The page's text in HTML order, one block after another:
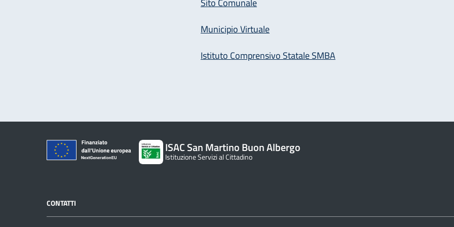
Municipio Virtuale
Istituto Comprensivo Statale SMBA
ISAC San Martino Buon Albergo
Istituzione Servizi al Cittadino
CONTATTI